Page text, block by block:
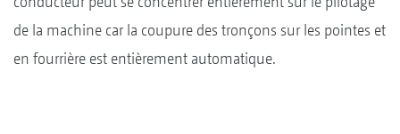
de la machine car la coupure des tronçons sur les pointes et
en fourrière est entièrement automatique.